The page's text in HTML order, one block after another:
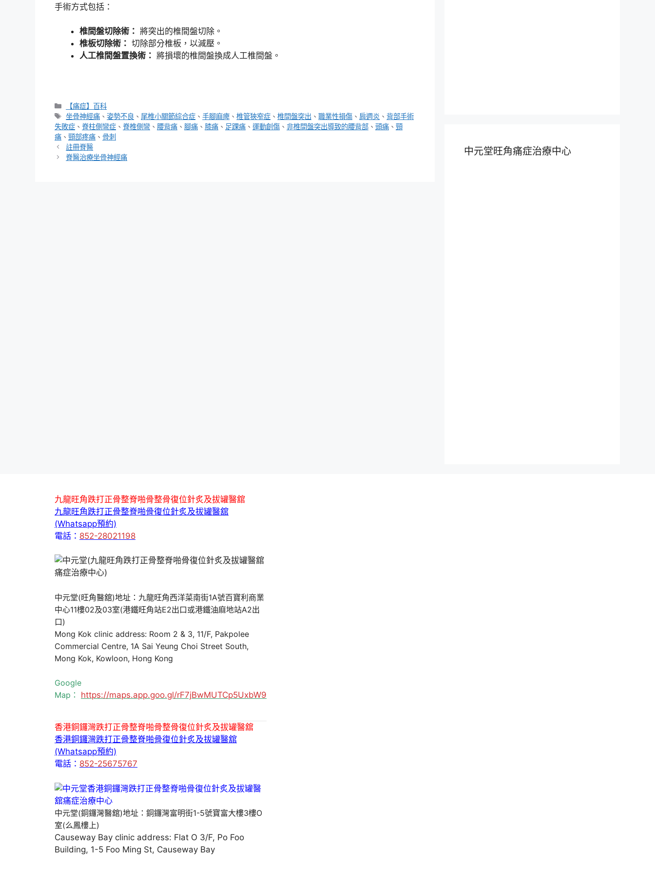
手術方式包括：
椎間盤切除術： 將突出的椎間盤切除。
椎板切除術： 切除部分椎板，以減壓。
人工椎間盤置換術： 將損壞的椎間盤換成人工椎間盤。
分
類
【痛症】百科
標
籤
坐骨神經痛 、姿勢不良 、 尾椎小關節綜合症 、手腳麻痺 、椎管狹窄症 、椎間盤突出 、職業性損傷 、 肩週炎 、背部手術
失敗症 、 脊柱側彎症 、 脊椎側彎 、 腰背痛 、 腳痛 、 膝痛 、 足踝痛 、 運動創傷 、 非椎間盤突出導致的腰背部 、 頭痛 、 頸
痛 、 頸部疼痛 、 骨刺
註冊脊醫
脊醫治療坐骨神經痛
中元堂旺角痛症治療中心
九龍旺角跌打正骨整脊啪骨整骨復位針炙及拔罐醫舘
九龍旺角跌打正骨整脊啪骨復位針炙及拔罐醫舘
(Whatsapp預約)
電話： 852-28021198
中元堂(旺角醫舘)地址：九龍旺角西洋菜南街1A號百寶利商業
中心11樓02及03室(港鐵旺角站E2出口或港鐵油麻地站A2出
口)
Mong Kok clinic address: Room 2 & 3, 11/F, Pakpolee
Commercial Centre, 1A Sai Yeung Choi Street South,
Mong Kok, Kowloon, Hong Kong
Google
Map： https://maps.app.goo.gl/rF7jBwMUTCp5UxbW9
香港銅鑼灣跌打正骨整脊啪骨整骨復位針炙及拔罐醫舘
香港銅鑼灣跌打正骨整脊啪骨復位針炙及拔罐醫舘
(Whatsapp預約)
電話： 852-25675767
中元堂(銅鑼灣醫舘)地址：銅鑼灣富明街1-5號寶富大樓3樓O
室(么鳳樓上)
Causeway Bay clinic address: Flat O 3/F, Po Foo
Building, 1-5 Foo Ming St, Causeway Bay